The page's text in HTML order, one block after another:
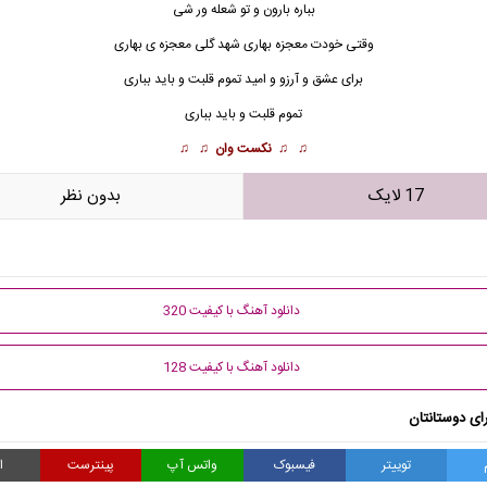
بباره بارون و تو شعله ور شی
وقتی خودت معجزهبهاری شهد گلی معجزه ی بهاری
برای عشق و آرزو و امید تموم قلبت و باید بباری
تموم قلبت و باید بباری
♫ ♫ نکست وان ♫ ♫
17 لایک بدون نظر
دانلود آهنگ با کیفیت 320
دانلود آهنگ با کیفیت 128
دوستانتان
توییتر فیسبوک واتس آپ پینترست